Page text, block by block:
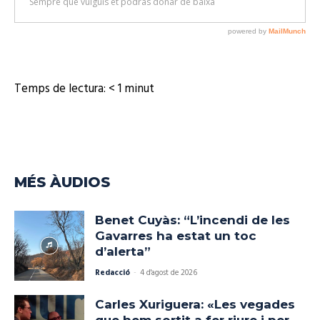
Temps de lectura: < 1minut
MÉS ÀUDIOS
Benet Cuyàs: “L’incendi de les
Gavarres ha estat un toc
d’alerta”
Redacció - 4 d'agost de 2026
Carles Xuriguera: «Les vegades